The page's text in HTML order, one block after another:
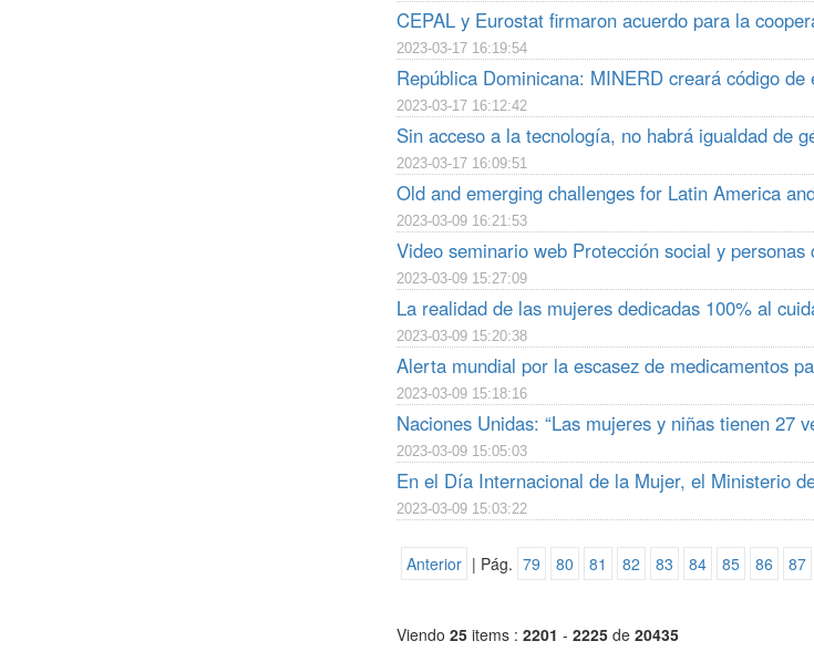
CEPAL y Eurostat firmaron acuerdo para la
2023-03-17 16:19:54
República Dominicana: MINERD creará código
2023-03-17 16:12:42
Sin acceso a la tecnología, no habrá igualdad de
2023-03-17 16:09:51
Old and emerging challenges for Latin America
2023-03-09 16:21:53
Video seminario web Protección social y personas
2023-03-09 15:27:09
La realidad de las mujeres dedicadas 100% al
2023-03-09 15:20:38
Alerta mundial por la escasez de medicamentos
2023-03-09 15:18:16
Naciones Unidas: “Las mujeres y niñas tienen 27
2023-03-09 15:05:03
En el Día Internacional de la Mujer, el Ministerio
2023-03-09 15:03:22
Anterior | Pág. 79 80 81 82 83 84 85 86 87
Viendo 25items : 2201 - 2225de 20435